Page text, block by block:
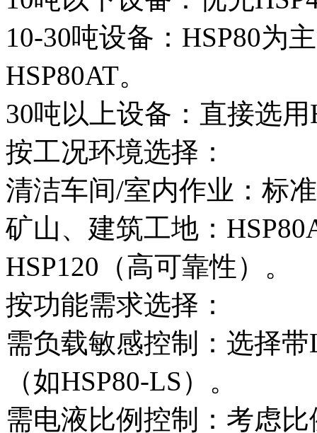
10-30吨设备‌：HSP80为
HSP80AT。
30吨以上设备‌：直接选
按工况环境选择‌：
清洁车间/室内作业‌：标
矿山、建筑工地‌：
HSP120（高可靠性）。
按功能需求选择‌：
需负载敏感控制‌：选择
（如HSP80-LS）。
需电液比例控制‌：考虑